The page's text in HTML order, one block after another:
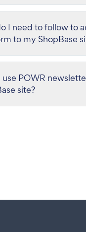
I need to follow to
to my ShopBase
POWR
site?